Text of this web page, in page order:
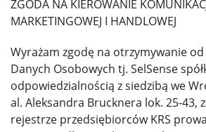
ZGODA NA KIEROWANIE
MARKETINGOWEJ I HANDLOWEJ
Wyrażam zgodę na otrzymywanie
Danych Osobowych tj. SelSense
odpowiedzialnością z siedzibą we
al. Aleksandra Brucknera lok. 25-43,
rejestrze przedsiębiorców KRS